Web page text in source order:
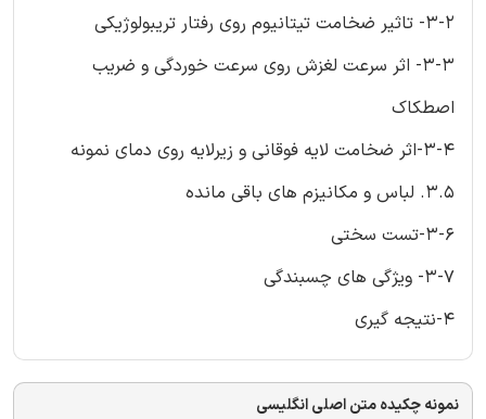
3-2- تاثیر ضخامت تیتانیوم روی رفتار تریبولوژیکی
3-3- اثر سرعت لغزش روی سرعت خوردگی و ضریب
اصطکاک
3-4-اثر ضخامت لایه فوقانی و زیرلایه روی دمای نمونه
3.5. لباس و مکانیزم های باقی مانده
3-6-تست سختی
3-7- ویژگی های چسبندگی
4-نتیجه گیری
نمونه چکیده متن اصلی انگلیسی